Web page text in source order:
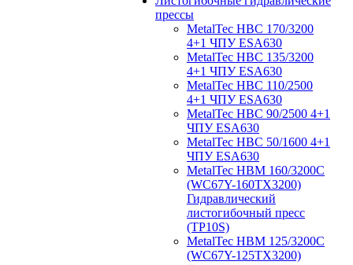
прессы
MetalTec HBС 170/3200
4+1 ЧПУ ESA630
MetalTec HBС 135/3200
4+1 ЧПУ ESA630
MetalTec HBС 110/2500
4+1 ЧПУ ESA630
MetalTec HBС 90/2500 4+1
ЧПУ ESA630
MetalTec HBС 50/1600 4+1
ЧПУ ESA630
MetalTec HBM 160/3200C
(WC67Y-160TX3200)
Гидравлический
листогибочный пресс
(TP10S)
MetalTec HBM 125/3200C
(WC67Y-125TX3200)